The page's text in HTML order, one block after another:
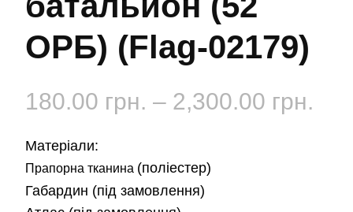
ОРБ) (Flag-02179)
180.00 грн. – 2,300.00 грн.
Матеріали:
Прапорна тканина (поліестер)
Габардин (під замовлення)